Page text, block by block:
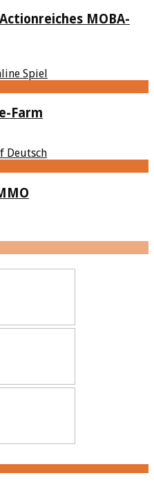
MOBA-
Farm